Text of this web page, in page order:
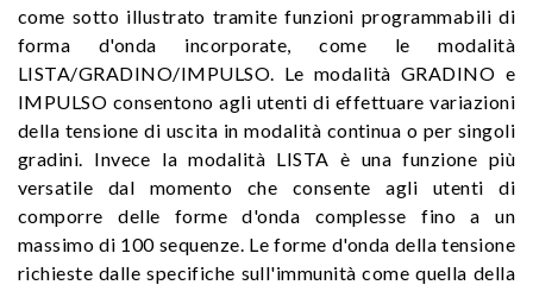
come sotto illustrato tramite funzioni programmabili di
forma d'onda incorporate, come le modalità
LISTA/GRADINO/IMPULSO. Le modalità GRADINO e
IMPULSO consentono agli utenti di effettuare variazioni
della tensione di uscita in modalità continua o per singoli
gradini. Invece la modalità LISTA è una funzione più
versatile dal momento che consente agli utenti di
comporre delle forme d'onda complesse fino a un
massimo di 100 sequenze. Le forme d'onda della tensione
richieste dalle specifiche sull'immunità come quella della